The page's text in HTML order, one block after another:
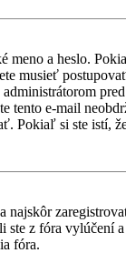
meno a heslo.
musieť
e-mail
Pokiaľ si ste istí,
najskôr
ste z fóra
fóra.